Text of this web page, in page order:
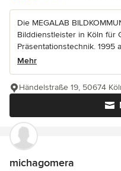
Die MEGALAB
Bilddienstleister in Köln für
Präsentationstechnik. 1995
Mehr
Händelstraße 19, 50674
michagomera